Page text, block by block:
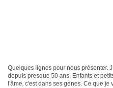
Quelques lignes pour nous présenter.
depuis presque 50 ans. Enfants et
l'âme, c'est dans ses gènes. Ce que je